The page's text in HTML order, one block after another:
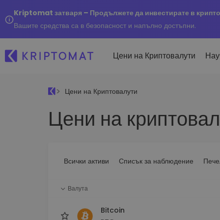
Kriptomat затваря – Продължете да инвестирате в
Вашите средства са в безопасност и напълно достъпни.
Цени на Криптовалути
Всички цени
Над 300+ криптовалути
инвестиране
Купуване и
криптовалута
Над 1 000 опции за
Цени на Криптовалути
Цени на
Всички активи Списък за наблюдение
Валута
Bitcoin